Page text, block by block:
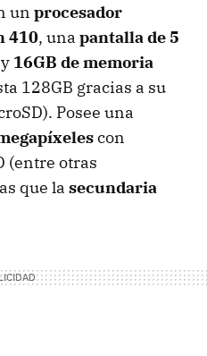
un procesador
410, una pantalla de 5
y 16GB de memoria
128GB gracias a su
Posee una
con
(entre otras
que la secundaria